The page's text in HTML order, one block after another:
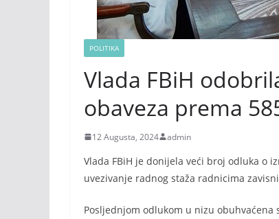
POLITIKA
Vlada FBiH
obaveza prema
12 Augusta, 2024 admin
Vlada FBiH je donijela veći broj odluka o
uvezivanje radnog staža radnicima
Posljednjom odlukom u nizu